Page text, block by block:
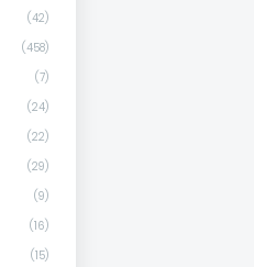
(42)
(458)
(7)
(24)
(22)
(29)
(9)
(16)
(15)